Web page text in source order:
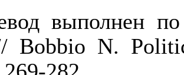
выполнен по
Bobbio N.